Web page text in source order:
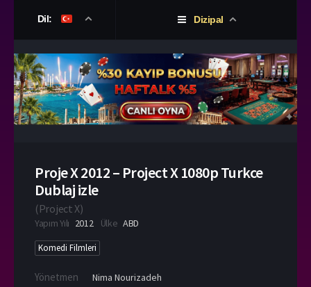
Dil: Dizipal
Proje X 2012 – Project X 1080p Turkce
Dublaj izle
(Project X)
Yapım Yılı 2012 Ülke ABD
Komedi Filmleri
Yönetmen Nima Nourizadeh